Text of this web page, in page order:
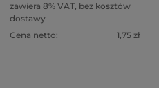
zawiera 8% VAT, bez kosztów
dostawy
Cena netto:
1,75 zł